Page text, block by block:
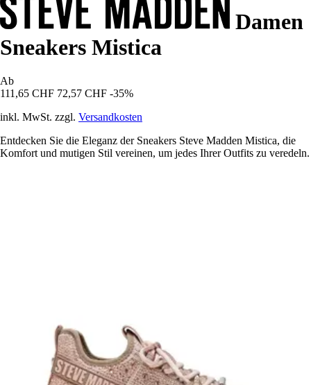
Damen
Sneakers Mistica
Ab
111,65 CHF 72,57 CHF -35%
inkl. MwSt. zzgl. Versandkosten
Entdecken Sie die Eleganz der Sneakers Steve Madden Mistica, die
Komfort und mutigen Stil vereinen, um jedes Ihrer Outfits zu veredeln.